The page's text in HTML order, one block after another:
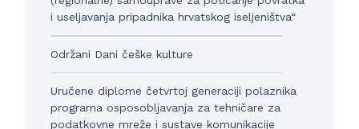
i useljavanja pripadnika hrvatskog iseljeništva“
Održani Dani češke kulture
Uručene diplome četvrtoj generaciji polaznika
programa osposobljavanja za tehničare za
podatkovne mreže i sustave komunikacije